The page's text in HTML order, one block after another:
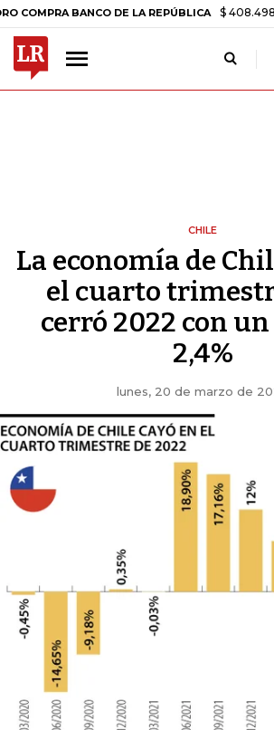
BANCO DE LA REPÚBLICA $ 408.498,97 +$
CHILE
La economía de
el cuarto
cerró 2022 con
2,4%
lunes, 20 de marzo de